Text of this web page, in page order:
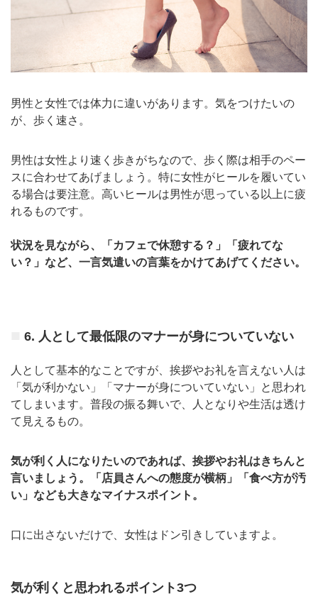
男性と女性では体力に違いがあります。気をつけたいの
が、歩く速さ。
男性は女性より速く歩きがちなので、歩く際は相手のペー
スに合わせてあげましょう。特に女性がヒールを履いてい
る場合は要注意。高いヒールは男性が思っている以上に疲
れるものです。
状況を見ながら、「カフェで休憩する？」「疲れてな
い？」など、一言気遣いの言葉をかけてあげてください。
6. 人として最低限のマナーが身についていない
人として基本的なことですが、挨拶やお礼を言えない人は
「気が利かない」「マナーが身についていない」と思われ
てしまいます。普段の振る舞いで、人となりや生活は透け
て見えるもの。
気が利く人になりたいのであれば、挨拶やお礼はきちんと
言いましょう。
「店員さんへの態度が横柄」「食べ方が汚
い」なども大きなマイナスポイント。
口に出さないだけで、女性はドン引きしていますよ。
気が利くと思われるポイント3つ